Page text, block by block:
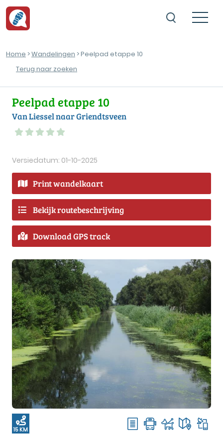
Home >Wandelingen > Peelpad etappe 10
Terug naar zoeken
Peelpad etappe 10
Van Liessel naar Griendtsveen
Versiedatum: 01-10-2025
Print wandelkaart
Bekijk routebeschrijving
Download GPS track
15 KM